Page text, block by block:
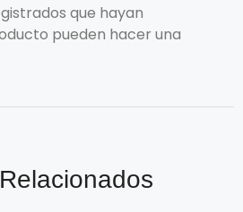
que hayan
pueden hacer una